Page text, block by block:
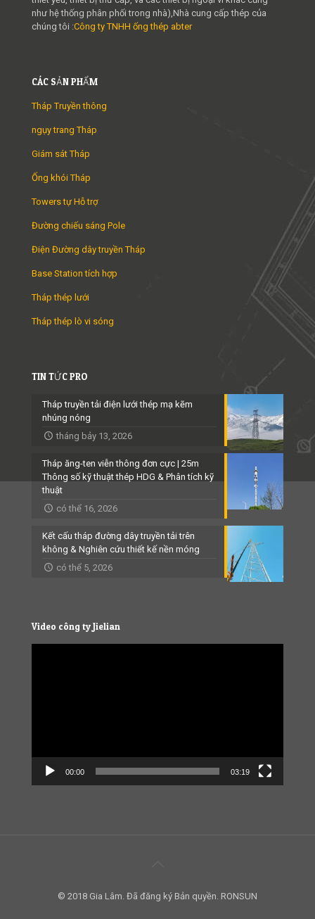
như hệ thống phân phối trong nhà),Nhà cung cấp thép của
chúng tôi :Công ty TNHH ống thép abter
CÁC SẢN PHẨM
Tháp Truyền thông
ngụy trang Tháp
Giám sát Tháp
Ống khói Tháp
Towers tự Hỗ trợ
Đường chiếu sáng Pole
Điện Đường dây truyền Tháp
Base Station tích hợp
Tháp thép lưới
Tháp thép lò vi sóng
TIN TỨC PRO
Tháp truyền tải điện lưới thép mạ kẽm
nhúng nóng
tháng bảy 13, 2026
Tháp ăng-ten viễn thông đơn cực | 25m
Thông số kỹ thuật thép HDG & Phân tích kỹ
thuật
có thể 16, 2026
Kết cấu tháp đường dây truyền tải trên
không & Nghiên cứu thiết kế nền móng
có thể 5, 2026
Video công ty Jielian
00:00 03:19
© 2018 Gia Lâm. Đã đăng ký Bản quyền. RONSUN